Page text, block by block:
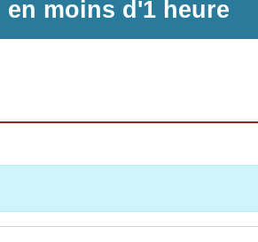
moins d'1 heure